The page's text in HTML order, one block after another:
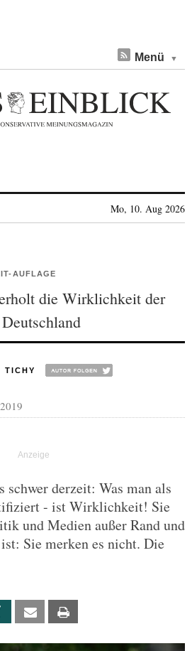
Menü
Mo, 10. Aug 2026
AUFLAGE
die Wirklichkeit der
TICHY
schwer derzeit: Was man als
- ist Wirklichkeit! Sie
und Medien außer Rand und
Sie merken es nicht. Die
Xing Email